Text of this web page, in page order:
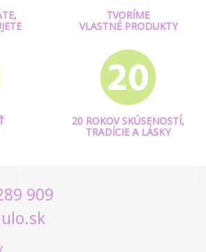
TVORÍME
VLASTNÉ PRODUKTY
20 ROKOV SKÚSENOSTÍ,
TRADÍCIE A LÁSKY
909